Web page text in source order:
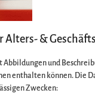
Alters- &
und
enthalten können. Die
Zwecken: